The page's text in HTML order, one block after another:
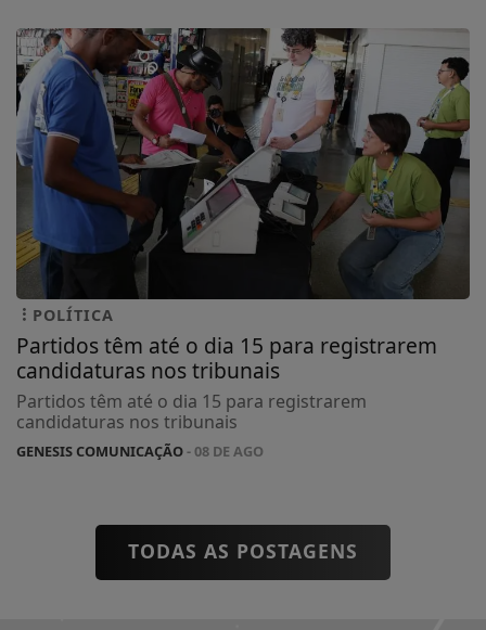
POLÍTICA
Partidos têm até o dia 15 para registrarem
candidaturas nos tribunais
Partidos têm até o dia 15 para registrarem
candidaturas nos tribunais
GENESIS COMUNICAÇÃO- 08 DE AGO
TODAS AS POSTAGENS